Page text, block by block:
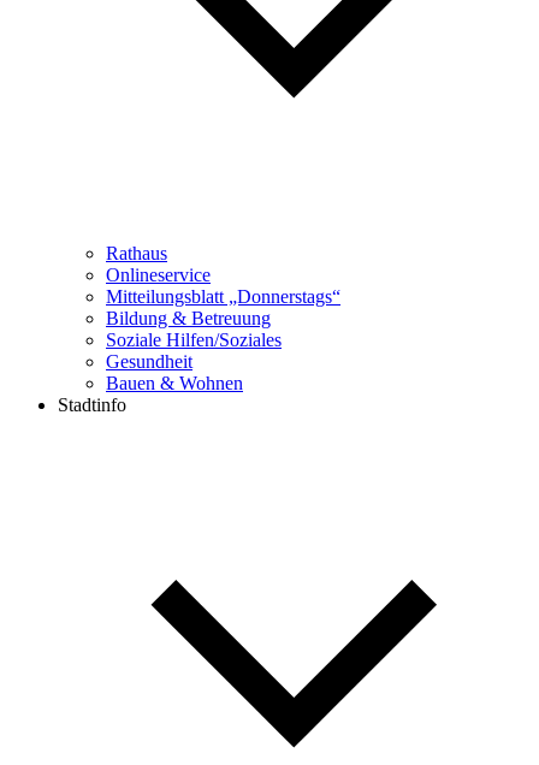
Rathaus
Onlineservice
Mitteilungsblatt „Donnerstags“
Bildung & Betreuung
Soziale Hilfen/Soziales
Gesundheit
Bauen & Wohnen
Stadtinfo